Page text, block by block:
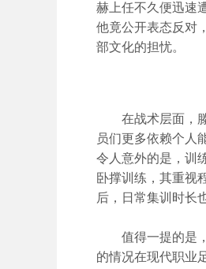
赫上任不久便迅速
他竟公开表态反对
部文化的担忧。
在战术层面，滕
员们更多依赖个人
令人意外的是，训
卧撑训练，其重视
后，日常集训时长
值得一提的是，
的情况在现代职业